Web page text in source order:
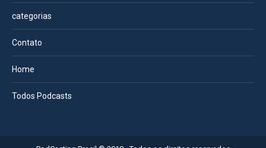
categorias
Contato
Home
Todos Podcasts